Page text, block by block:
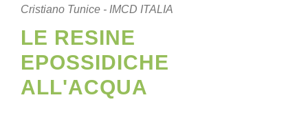
Cristiano Tunice - IMCD ITALIA
LE RESINE
EPOSSIDICHE
ALL'ACQUA